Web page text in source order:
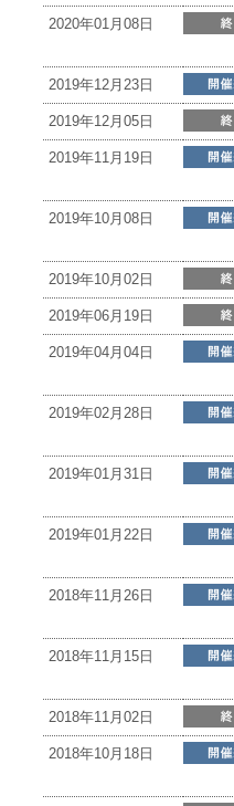
2020年01月08日
2019年12月23日
2019年12月05日
2019年11月19日
2019年10月08日
2019年10月02日
2019年06月19日
2019年04月04日
2019年02月28日
2019年01月31日
2019年01月22日
2018年11月26日
2018年11月15日
2018年11月02日
2018年10月18日